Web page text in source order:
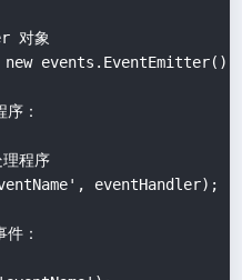
对象
events.EventEmitter();
：
程序
eventHandler);
：